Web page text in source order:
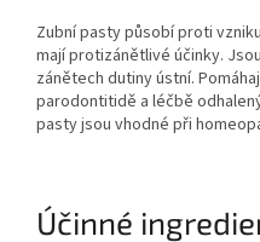
Zubní pasty působí proti
mají protizánětlivé účinky.
zánětech dutiny ústní.
parodontitidě a léčbě
pasty jsou vhodné při
Účinné